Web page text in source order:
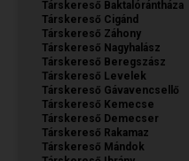
Társkereső Baktalórántháza
Társkereső Cigánd
Társkereső Záhony
Társkereső Nagyhalász
Társkereső Beregszász
Társkereső Levelek
Társkereső Gávavencsellő
Társkereső Kemecse
Társkereső Demecser
Társkereső Rakamaz
Társkereső Mándok